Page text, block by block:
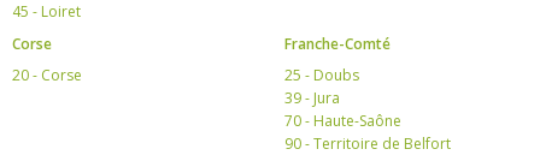
45 - Loiret
Corse
20 - Corse
Franche-Comté
25 - Doubs
39 - Jura
70 - Haute-Saône
90 - Territoire de Belfort